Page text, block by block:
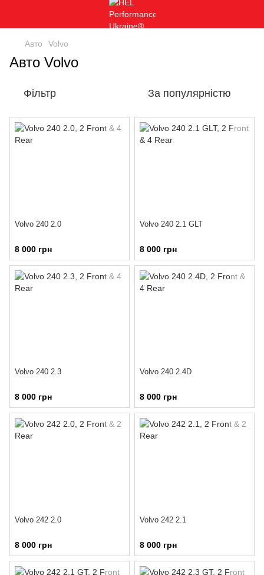
Авто Volvo
Авто Volvo
Фільтр За популярністю
Volvo 240 2.0
8 000 грн
Volvo 240 2.1 GLT
8 000 грн
Volvo 240 2.3
8 000 грн
Volvo 240 2.4D
8 000 грн
Volvo 242 2.0
8 000 грн
Volvo 242 2.1
8 000 грн